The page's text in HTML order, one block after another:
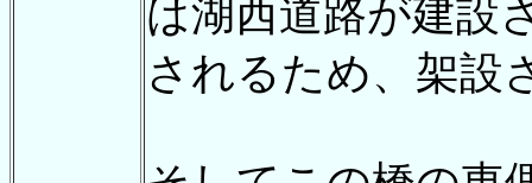
は湖西道路が建設
されるため、架設